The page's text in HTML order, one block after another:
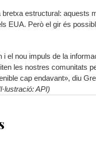
estructural: aquests
EUA. Però el gir és
i el nou impuls de la
les nostres comunitats
cap endavant», diu
API)